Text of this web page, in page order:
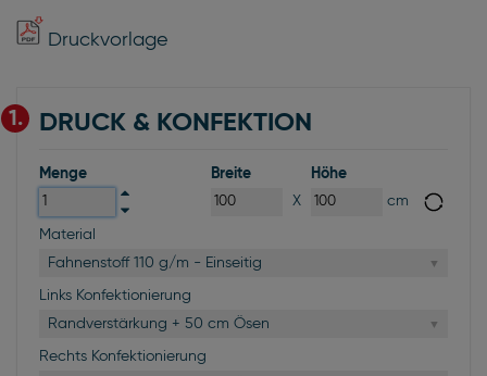
Druckvorlage
1. DRUCK & KONFEKTION
Menge
Breite
X
Höhe
cm
Material
Fahnenstoff 110 g/m - Einseitig
Links Konfektionierung
Randverstärkung + 50 cm Ösen
Rechts Konfektionierung